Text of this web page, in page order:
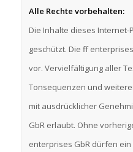
Alle Rechte vorbehalten:
Die Inhalte dieses
geschützt. Die ff
vor. Vervielfältigung aller
Tonsequenzen und
mit ausdrücklicher
GbR erlaubt. Ohne
enterprises GbR dürfen